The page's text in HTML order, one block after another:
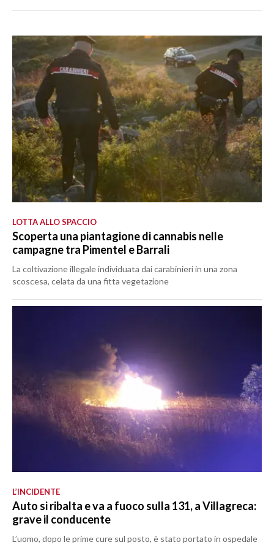
LOTTA ALLO SPACCIO
Scoperta una piantagione di cannabis nelle
campagne tra Pimentel e Barrali
La coltivazione illegale individuata dai carabinieri in una zona
scoscesa, celata da una fitta vegetazione
L’INCIDENTE
Auto si ribalta e va a fuoco sulla 131, a Villagreca:
grave il conducente
L’uomo, dopo le prime cure sul posto, è stato portato in ospedale